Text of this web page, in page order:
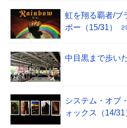
虹を翔る覇者/ブ
ボー（15/31）
中目黒まで歩い
システム・オブ
ォックス（14/31